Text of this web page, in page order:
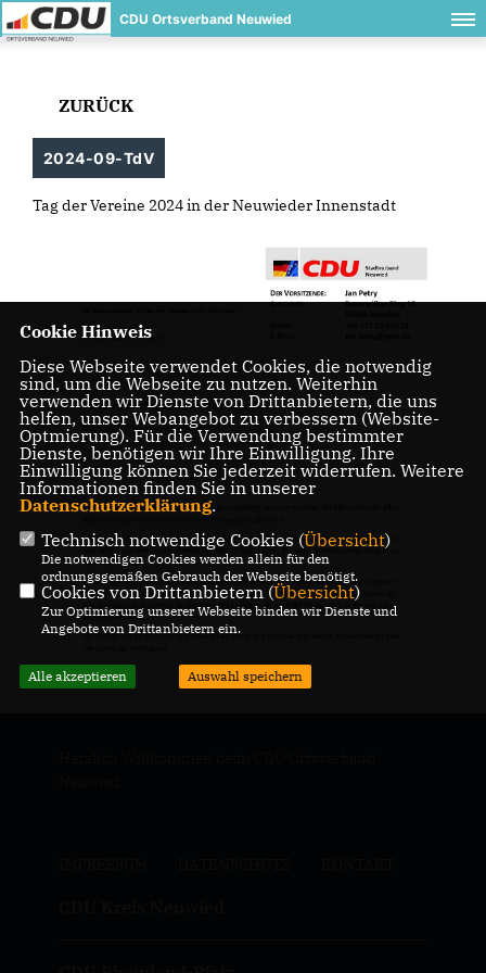
CDU Ortsverband Neuwied
ZURÜCK
2024-09-TdV
Tag der Vereine 2024 in der Neuwieder Innenstadt
Cookie Hinweis
Diese Webseite verwendet Cookies, die notwendig
sind, um die Webseite zu nutzen. Weiterhin
verwenden wir Dienste von Drittanbietern, die uns
helfen, unser Webangebot zu verbessern (Website-
Optmierung). Für die Verwendung bestimmter
Dienste, benötigen wir Ihre Einwilligung. Ihre
Einwilligung können Sie jederzeit widerrufen. Weitere
Informationen finden Sie in unserer
Datenschutzerklärung.
Technisch notwendige Cookies (Übersicht)
Die notwendigen Cookies werden allein für den
ordnungsgemäßen Gebrauch der Webseite benötigt.
Cookies von Drittanbietern (Übersicht)
Zur Optimierung unserer Webseite binden wir Dienste und
Angebote von Drittanbietern ein.
Alle akzeptieren Auswahl speichern